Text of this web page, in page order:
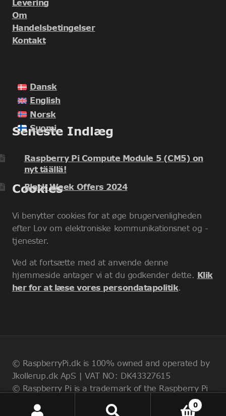
Levering
Om
Handelsbetingelser
Kontakt
Dansk
English
Norsk
Suomi
Seneste Indlæg
Raspberry Pi Compute Module 5 (CM5) on
nyt täällä!
Black Week Offers 2024
Cookies
Vi benytter cookies for at øge brugervenligheden
efter Lov om elektroniske kommunikationsnet og -
tjenester.
Ved at fortsætte med at anvende denne
hjemmeside antager vi at du godkender dette. Klik
her for at læse vores persondatapolitik.
© RaspberryPi.dk is 100% owned and operated by
Jkollerup.dk ApS | VAT NO: DK43327615
© Raspberry Pi is a trademark of the Raspberry Pi
0